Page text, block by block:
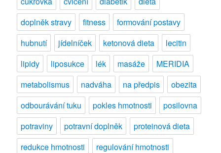
doplněk stravy
fitness
formování postavy
hubnutí
jídelníček ketonová dieta
lecitin
lipidy
liposukce lék masáže
MERIDIA
metabolismus
nadváha na předpis
obezita
odbourávání tuku
pokles hmotnosti
posilovna
potraviny
potravní doplněk
proteinová dieta
redukce hmotnosti
regulování hmotnosti